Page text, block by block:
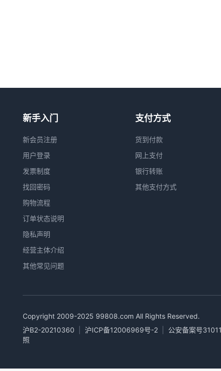
新手入门
新会员注册
用户登录
发票制度
找回密码
购物流程
订单状态说明
隐私声明
经营主体介绍
其他常见问题
支付方式
货到付款
网上支付
银行转账
其他支付方式
Copyright 2009-2025 99808.com All Rights Reserved.
沪B2-20210360
沪ICP备12006969号-2
公安备案号
照